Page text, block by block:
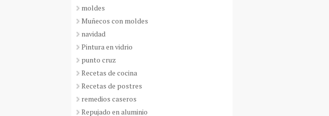
moldes
Muñecos con moldes
navidad
Pintura en vidrio
punto cruz
Recetas de cocina
Recetas de postres
remedios caseros
Repujado en aluminio